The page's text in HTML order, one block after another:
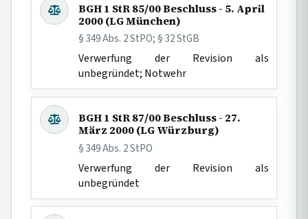
BGH 1 StR 85/00 Beschluss - 5. April
2000 (LG München)
§ 349 Abs. 2 StPO; § 32 StGB
Verwerfung der Revision als
unbegründet; Notwehr
BGH 1 StR 87/00 Beschluss - 27.
März 2000 (LG Würzburg)
§ 349 Abs. 2 StPO
Verwerfung der Revision als
unbegründet